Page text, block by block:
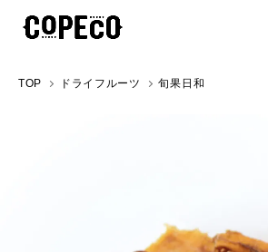
TOP ドライフルーツ 旬果日和